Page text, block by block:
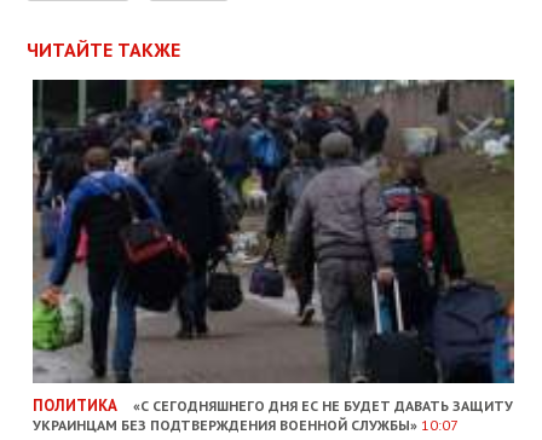
ЧИТАЙТЕ ТАКЖЕ
ПОЛИТИКА
«С СЕГОДНЯШНЕГО ДНЯ ЕС НЕ БУДЕТ ДАВАТЬ ЗАЩИТУ
УКРАИНЦАМ БЕЗ ПОДТВЕРЖДЕНИЯ ВОЕННОЙ СЛУЖБЫ» 10:07